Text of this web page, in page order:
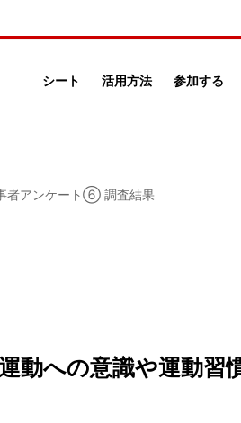
シート 活用方法 参加する
者アンケート⑥ 調査結果
動への意識や運動習